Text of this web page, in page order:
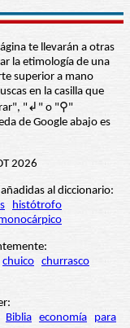
te llevarán a otras
la etimología de una
superior a mano
en la casilla que
"↲" o "⚲"
de Google abajo es
2026
al diccionario:
histótrofo
chuico churrasco
Biblia economía para